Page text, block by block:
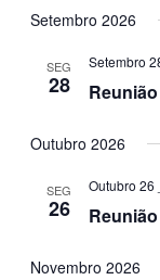
a
Setembro 2026
SEG
28
Setembro
Outubro 2026
SEG
26
Outubro 26
Novembro 2026